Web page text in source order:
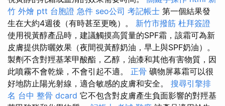
竹 外燴 ptt 台胞證 急件 seo公司 考記帳士 第一個結果發
生在大約4週後（有時甚至更晚）。 新竹市撥筋 杜拜簽證
使用視黃醇產品時，建議觸摸高質量的SPF霜，該霜可為新
皮膚提供防曬效果（夜間視黃醇奶油，早上與SPF奶油）。
製劑不含對羥基苯甲酸酯，乙醇，油漆和其他有害物質，因
此噴霧不會乾燥，不會引起不適。 正骨 礦物屏幕霜可以很
好地防止陽光射線，適合敏感的皮膚和安全。 搜尋引擎排
名 台中 整骨 dcard 它不包含對皮膚產生負面影響的對羥基